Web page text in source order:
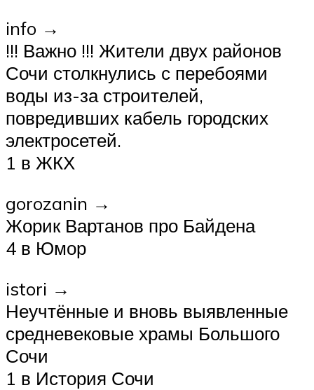
info →
!!! Важно !!! Жители двух районов
Сочи столкнулись с перебоями
воды из-за строителей,
повредивших кабель городских
электросетей.
1 в ЖКХ
gorozanin →
Жорик Вартанов про Байдена
4 в Юмор
istori →
Неучтённые и вновь выявленные
средневековые храмы Большого
Сочи
1 в История Сочи